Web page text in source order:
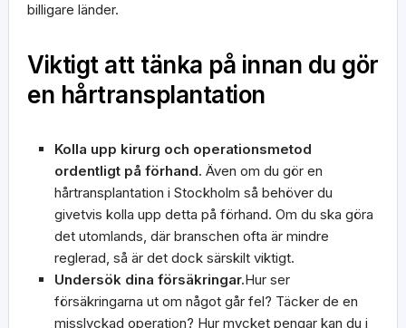
billigare länder.
Viktigt att tänka på innan du gör
en hårtransplantation
Kolla upp kirurg och operationsmetod
ordentligt på förhand. Även om du gör en
hårtransplantation i Stockholm så behöver du
givetvis kolla upp detta på förhand. Om du ska göra
det utomlands, där branschen ofta är mindre
reglerad, så är det dock särskilt viktigt.
Undersök dina försäkringar.Hur ser
försäkringarna ut om något går fel? Täcker de en
misslyckad operation? Hur mycket pengar kan du i